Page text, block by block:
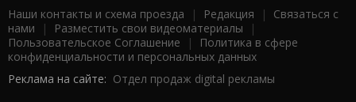
Наши контакты и схема проезда | Редакция | Связаться с
нами | Разместить свои видеоматериалы |
Пользовательское Соглашение |
Политика в сфере
конфиденциальности и персональных данных
Реклама на сайте: Отдел продаж digital рекламы